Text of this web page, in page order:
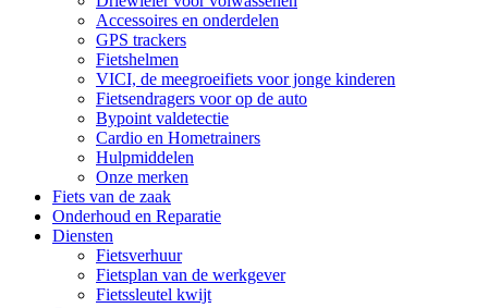
Accessoires en onderdelen
GPS trackers
Fietshelmen
VICI, de meegroeifiets voor jonge kinderen
Fietsendragers voor op de auto
Bypoint valdetectie
Cardio en Hometrainers
Hulpmiddelen
Onze merken
Fiets van de zaak
Onderhoud en Reparatie
Diensten
Fietsverhuur
Fietsplan van de werkgever
Fietssleutel kwijt